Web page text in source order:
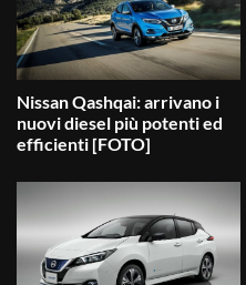
Nissan Qashqai: arrivano i
nuovi diesel più potenti ed
efficienti [FOTO]